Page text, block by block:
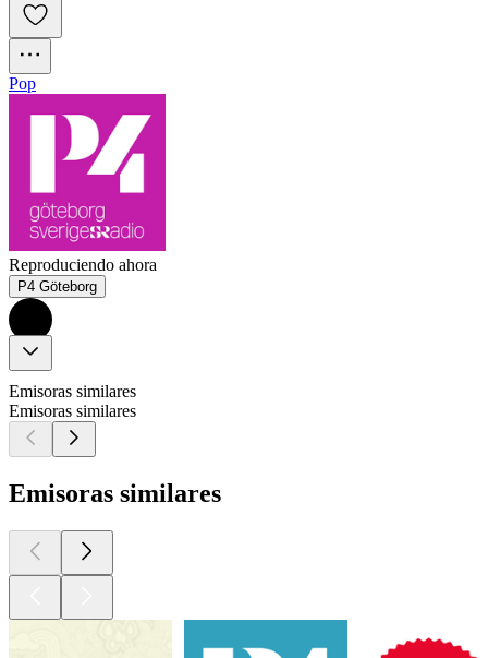
Pop
Reproduciendo ahora
P4 Göteborg
Emisoras similares
Emisoras similares
Emisoras similares